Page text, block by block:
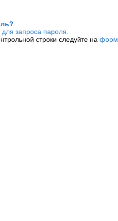
запроса пароля.
строки следуйте на